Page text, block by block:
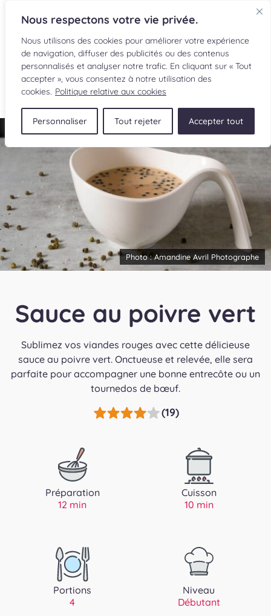
Nous respectons votre vie privée.
Nous utilisons des cookies pour améliorer votre expérience
de navigation, diffuser des publicités ou des contenus
personnalisés et analyser notre trafic. En cliquant sur « Tout
accepter », vous consentez à notre utilisation des
cookies. Politique relative aux cookies
Personnaliser Tout rejeter Accepter tout
EN
RECETTES
INGRÉDIENTS
LECTURES CULINAIRES
SOUMETTRE UNE RECETTE
BOUTIQUE
Photo :Amandine Avril Photographe
Sauce au poivre vert
Sublimez vos viandes rouges avec cette délicieuse
sauce au poivre vert. Onctueuse et relevée, elle sera
parfaite pour accompagner une bonne entrecôte ou un
tournedos de bœuf.
(19)
Préparation
12 min
Cuisson
10 min
Portions
4
Niveau
Débutant